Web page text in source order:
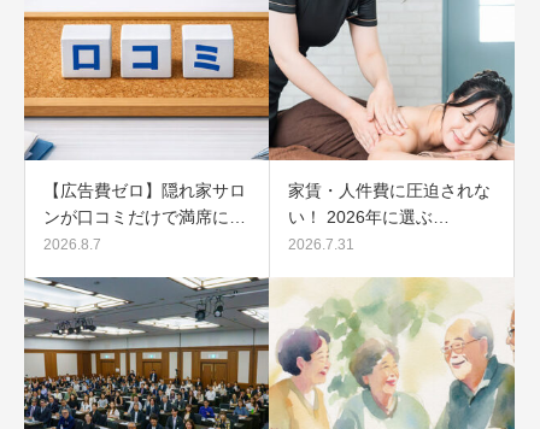
【広告費ゼロ】隠れ家サロ
ンが口コミだけで満席に…
2026.8.7
家賃・人件費に圧迫されな
い！ 2026年に選ぶ…
2026.7.31